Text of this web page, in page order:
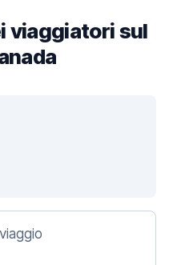
viaggiatori sul